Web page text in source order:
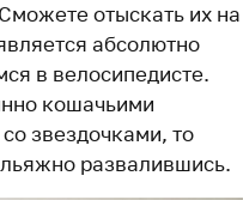
отыскать их на
абсолютно
в велосипедисте.
кошачьими
звездочками, то
развалившись.